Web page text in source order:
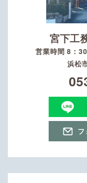
宮下工
営業時間 8：
浜松
フ